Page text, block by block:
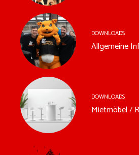
DOWNLOADS
Allgemeine
DOWNLOADS
Mietmöbel /